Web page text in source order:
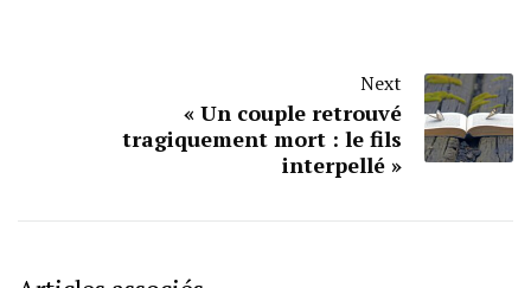
Next
« Un couple retrouvé
tragiquement mort : le fils
interpellé »